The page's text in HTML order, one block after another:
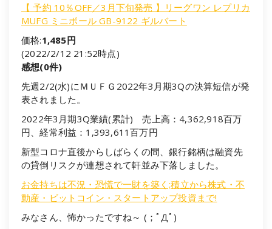
【 予約 10％OFF／3月下旬発売 】リーグワン レプリカ
MUFG ミニボール GB-9122 ギルバート
価格:1,485円
(2022/2/12 21:52時点)
感想(0件)
先週2/2(水)にＭＵＦＧ2022年3月期3Qの決算短信が発
表されました。
2022年3月期3Q業績(累計) 売上高：4,362,918百万
円、経常利益：1,393,611百万円
新型コロナ直後からしばらくの間、銀行銘柄は融資先
の貸倒リスクが連想されて軒並み下落しました。
お金持ちは不況・恐慌で一財を築く;積立から株式・不
動産・ビットコイン・スタートアップ投資まで!
みなさん、怖かったですね～ (；ﾟДﾟ)